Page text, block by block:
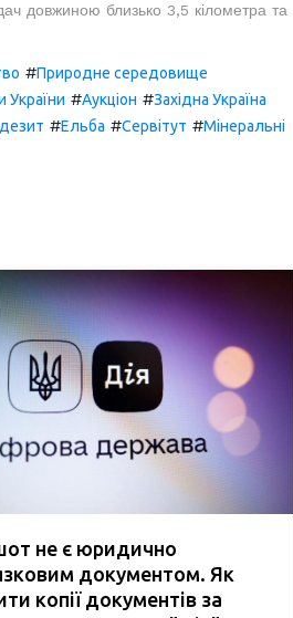
довжиною близько 3,5 кілометра та
#Природне середовище
України #Аукціон #Західна Україна
#Ельба #Сервітут #Мінеральні
не є юридично
документом. Як
копії документів за